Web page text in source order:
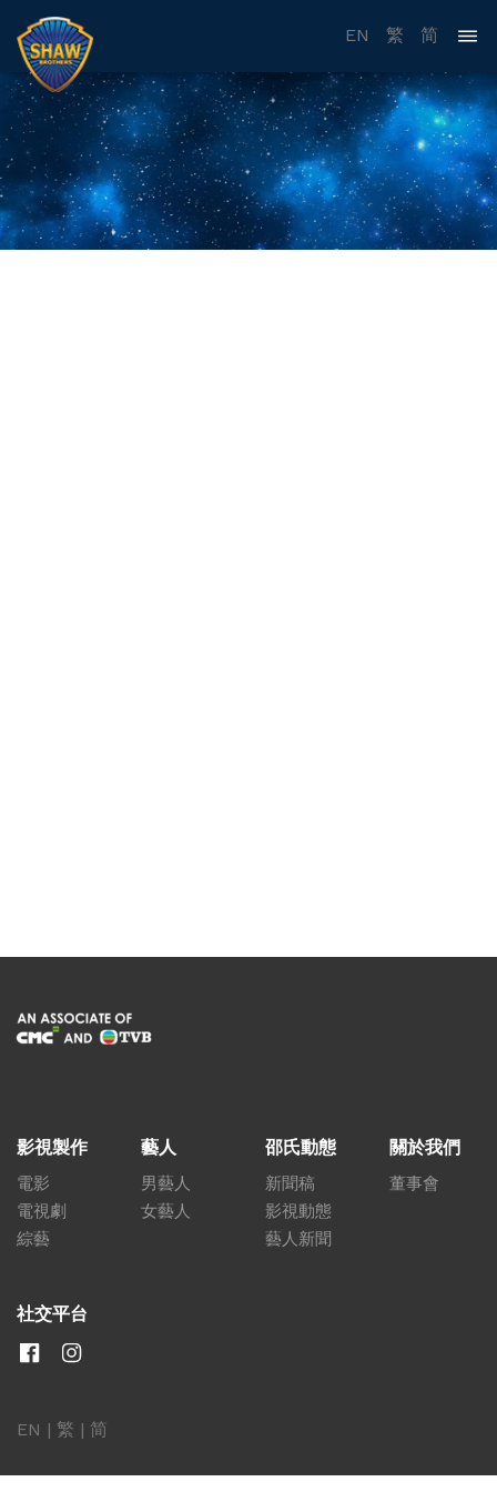
EN 繁 简
影視製作
電影
電視劇
綜藝
藝人
男藝人
女藝人
邵氏動態
新聞稿
影視動態
藝人新聞
關於我們
董事會
社交平台
EN | 繁 | 简